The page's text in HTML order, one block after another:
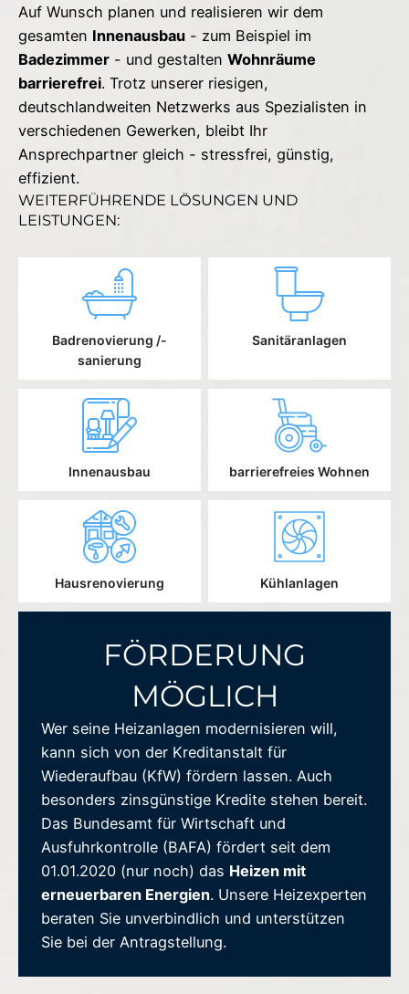
Auf Wunsch planen und realisieren wir dem
gesamten Innenausbau - zum Beispiel im
Badezimmer - und gestalten Wohnräume
barrierefrei. Trotz unserer riesigen,
deutschlandweiten Netzwerks aus Spezialisten in
verschiedenen Gewerken, bleibt Ihr
Ansprechpartner gleich - stressfrei, günstig,
effizient.
WEITERFÜHRENDE LÖSUNGEN UND
LEISTUNGEN:
Badrenovierung /-
sanierung
Sanitäranlagen
Innenausbau barrierefreies Wohnen
Hausrenovierung Kühlanlagen
FÖRDERUNG
MÖGLICH
Wer seine Heizanlagen modernisieren will,
kann sich von der Kreditanstalt für
Wiederaufbau (KfW) fördern lassen. Auch
besonders zinsgünstige Kredite stehen bereit.
Das Bundesamt für Wirtschaft und
Ausfuhrkontrolle (BAFA) fördert seit dem
01.01.2020 (nur noch) das Heizen mit
erneuerbaren Energien. Unsere Heizexperten
beraten Sie unverbindlich und unterstützen
Sie bei der Antragstellung.